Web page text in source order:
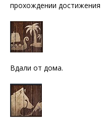
прохождении достижения
Вдали от дома.